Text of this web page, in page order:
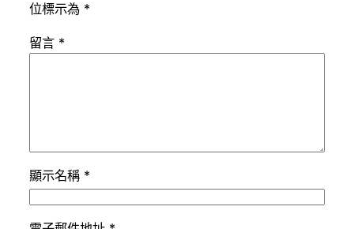
位標示為 *
留言 *
顯示名稱 *